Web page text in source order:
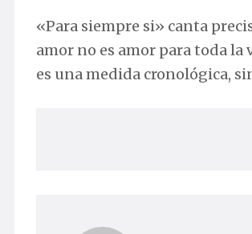
«Para siempre si» canta
amor no es amor para toda
es una medida cronológica,